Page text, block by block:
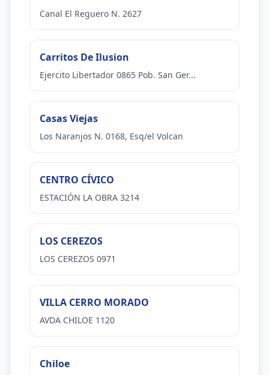
Canal El Reguero N. 2627
Carritos De Ilusion
Ejercito Libertador 0865 Pob. San Ger...
Casas Viejas
Los Naranjos N. 0168, Esq/el Volcan
CENTRO CÍVICO
ESTACIÓN LA OBRA 3214
LOS CEREZOS
LOS CEREZOS 0971
VILLA CERRO MORADO
AVDA CHILOE 1120
Chiloe